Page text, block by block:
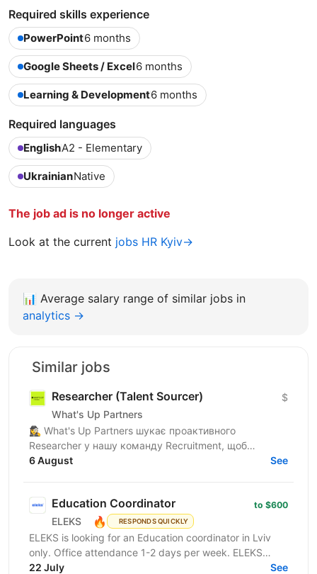
Required skills experience
PowerPoint6 months
Google Sheets / Excel6 months
Learning & Development6 months
Required languages
EnglishA2 - Elementary
UkrainianNative
The job ad is no longer active
Look at the current jobs HR Kyiv→
📊 Average salary range of similar jobs in
analytics →
Similar jobs
Researcher (Talent Sourcer)
What's Up Partners
$
🕵️‍♀️ What's Up Partners шукає проактивного
Researcher у нашу команду Recruitment, щоб
знаходити найкращі таланти та посилювати
6 August See
Education Coordinator
ELEKS 🔥 RESPONDS QUICKLY
to $600
ELEKS is looking for an Education coordinator in Lviv
only. Office attendance 1-2 days per week. ELEKS
Learning & Development Office designs and
22 July See